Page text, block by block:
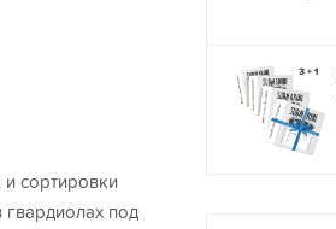
сортировки
под